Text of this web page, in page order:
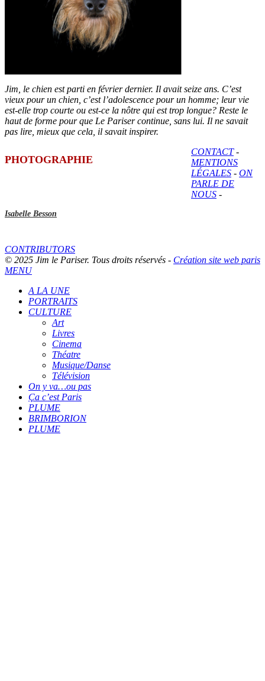
Jim, le chien est parti en février dernier. Il avait seize ans. C’est
vieux pour un chien, c’est l’adolescence pour un homme; leur vie
est-elle trop courte ou est-ce la nôtre qui est trop longue? Reste le
haut de forme pour que Le Pariser continue, sans lui. Il ne savait
pas lire, mieux que cela, il savait inspirer.
PHOTOGRAPHIE
Isabelle Besson
CONTACT-
MENTIONS
LÉGALES - ON
PARLE DE
NOUS -
CONTRIBUTORS
© 2025 Jim le Pariser. Tous droits réservés - Création site web paris
MENU
A LA UNE
PORTRAITS
CULTURE
Art
Livres
Cinema
Théatre
Musique/Danse
Télévision
On y va…ou pas
Ça c’est Paris
PLUME
BRIMBORION
PLUME